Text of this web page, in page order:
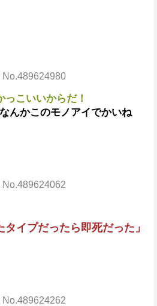
No.489624980
こいいからだ！
んかこのモノアイでかいね
No.489624062
イプだったら即死だった」
No.489624262